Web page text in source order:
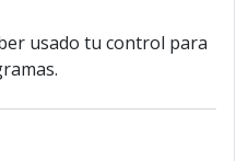
usado tu control para